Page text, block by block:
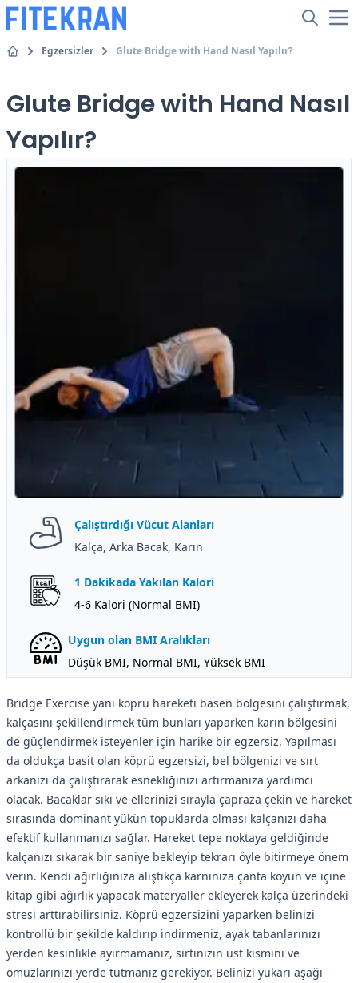
Egzersizler Glute Bridge with Hand Nasıl Yapılır?
Glute Bridge with Hand Nasıl
Yapılır?
Çalıştırdığı Vücut Alanları
Kalça, Arka Bacak, Karın
1 Dakikada Yakılan Kalori
4-6 Kalori (Normal BMI)
Uygun olan BMI Aralıkları
Düşük BMI, Normal BMI, Yüksek BMI
Bridge Exercise yani köprü hareketi basen bölgesini çalıştırmak,
kalçasını şekillendirmek tüm bunları yaparken karın bölgesini
de güçlendirmek isteyenler için harike bir egzersiz. Yapılması
da oldukça basit olan köprü egzersizi, bel bölgenizi ve sırt
arkanızı da çalıştırarak esnekliğinizi artırmanıza yardımcı
olacak. Bacaklar sıkı ve ellerinizi sırayla çapraza çekin ve hareket
sırasında dominant yükün topuklarda olması kalçanızı daha
efektif kullanmanızı sağlar. Hareket tepe noktaya geldiğinde
kalçanızı sıkarak bir saniye bekleyip tekrarı öyle bitirmeye önem
verin. Kendi ağırlığınıza alıştıkça karnınıza çanta koyun ve içine
kitap gibi ağırlık yapacak materyaller ekleyerek kalça üzerindeki
stresi arttırabilirsiniz. Köprü egzersizini yaparken belinizi
kontrollü bir şekilde kaldırıp indirmeniz, ayak tabanlarınızı
yerden kesinlikle ayırmamanız, sırtınızın üst kısmını ve
omuzlarınızı yerde tutmanız gerekiyor. Belinizi yukarı aşağı